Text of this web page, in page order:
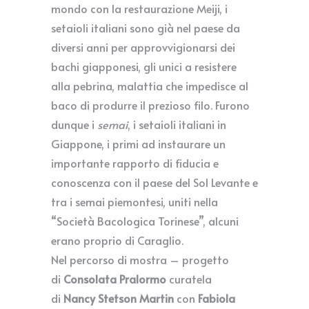
mondo con la restaurazione Meiji, i
setaioli italiani sono già nel paese da
diversi anni per approvvigionarsi dei
bachi giapponesi, gli unici a resistere
alla pebrina, malattia che impedisce al
baco di produrre il prezioso filo. Furono
dunque i semai, i setaioli italiani in
Giappone, i primi ad instaurare un
importante rapporto di fiducia e
conoscenza con il paese del Sol Levante e
tra i semai piemontesi, uniti nella
“Società Bacologica Torinese”, alcuni
erano proprio di Caraglio.
Nel percorso di mostra – progetto
di Consolata Pralormo curatela
di Nancy Stetson Martin con Fabiola